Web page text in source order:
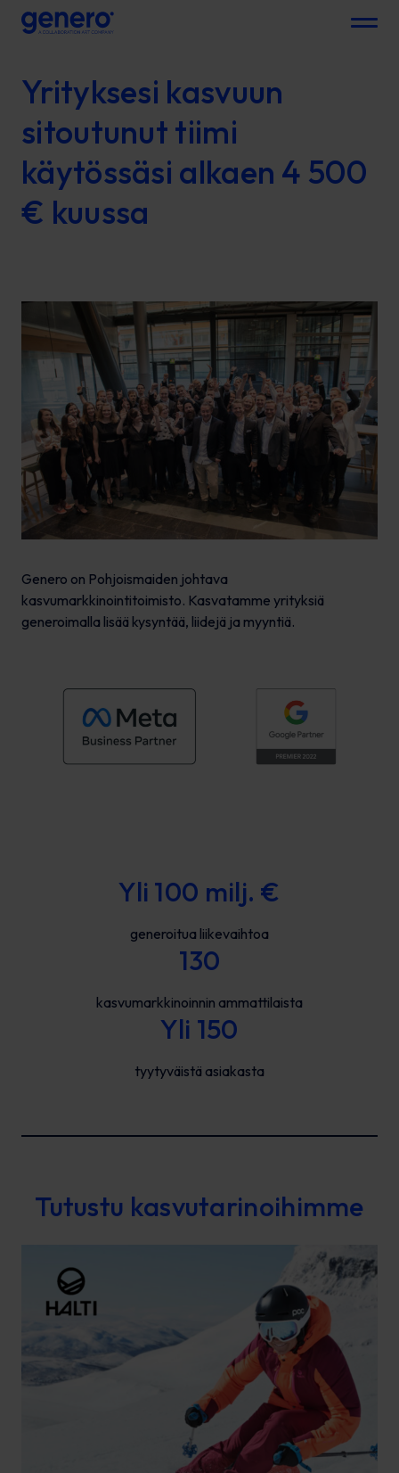
Menu
Yrityksesi kasvuun
sitoutunut tiimi
käytössäsi alkaen 4 500
€ kuussa
Genero on Pohjoismaiden johtava
kasvumarkkinointitoimisto. Kasvatamme yrityksiä
generoimalla lisää kysyntää, liidejä ja myyntiä.
Yli 100 milj. €
generoitua liikevaihtoa
130
kasvumarkkinoinnin ammattilaista
Yli 150
tyytyväistä asiakasta
Tutustu kasvutarinoihimme